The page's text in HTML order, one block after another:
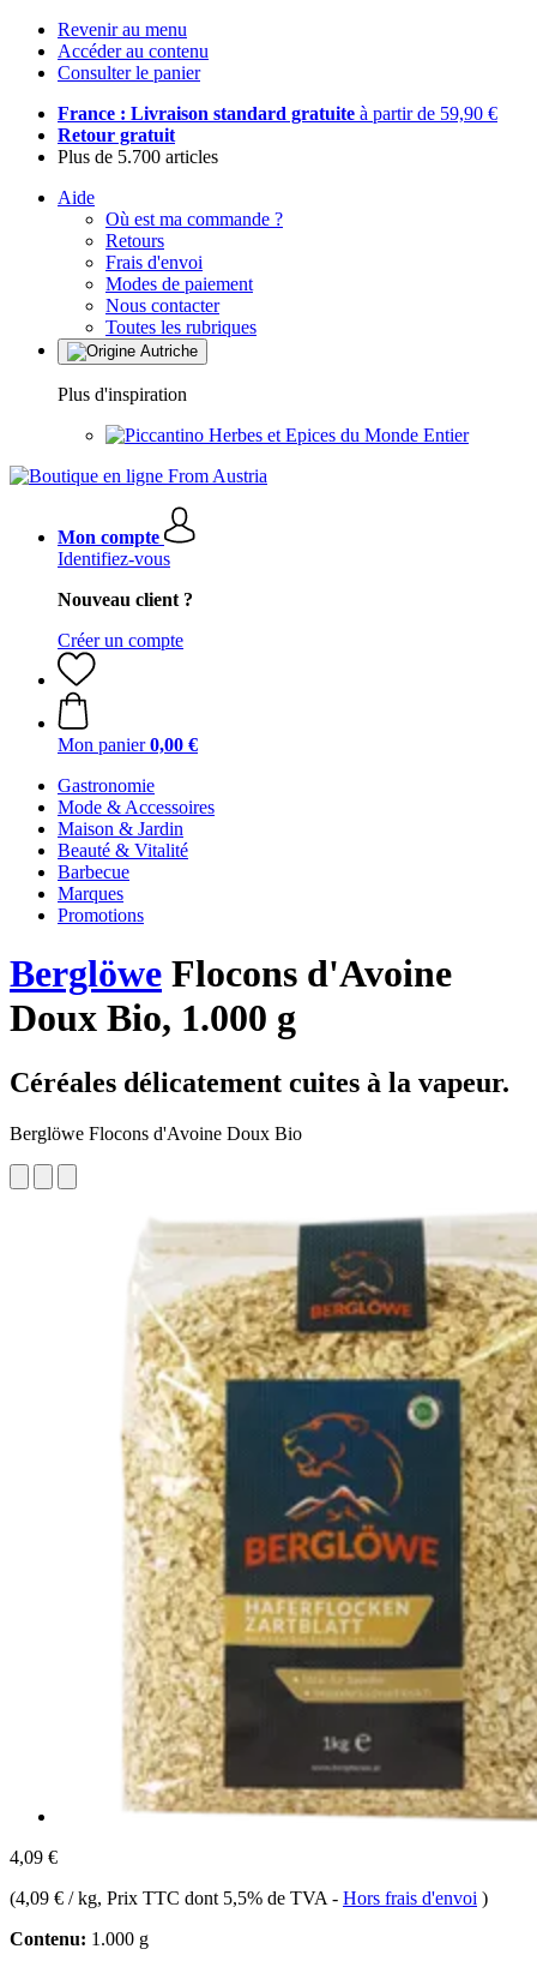
Revenir au menu
Accéder au contenu
Consulter le panier
France : Livraison standard gratuite à partir de 59,90 €
Retour gratuit
Plus de 5.700 articles
Aide
Où est ma commande ?
Retours
Frais d'envoi
Modes de paiement
Nous contacter
Toutes les rubriques
Plus d'inspiration
Herbes et Epices du Monde Entier
Mon compte
Identifiez-vous
Nouveau client ?
Créer un compte
Mon panier 0,00 €
Gastronomie
Mode & Accessoires
Maison & Jardin
Beauté & Vitalité
Barbecue
Marques
Promotions
Berglöwe Flocons d'Avoine
Doux Bio, 1.000 g
Céréales délicatement cuites à la vapeur.
Berglöwe Flocons d'Avoine Doux Bio
4,09 €
(4,09 € / kg, Prix TTC dont 5,5% de TVA - Hors frais d'envoi )
Contenu: 1.000 g